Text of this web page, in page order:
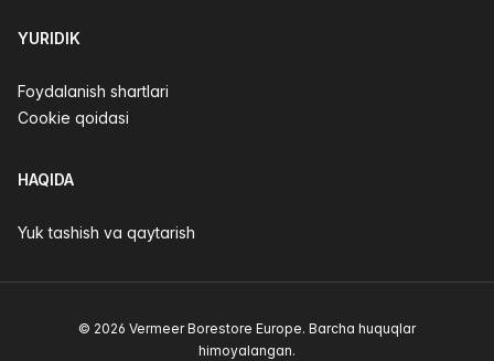
YURIDIK
Foydalanish shartlari
Cookie qoidasi
HAQIDA
Yuk tashish va qaytarish
© 2026 Vermeer Borestore Europe. Barcha huquqlar
himoyalangan.